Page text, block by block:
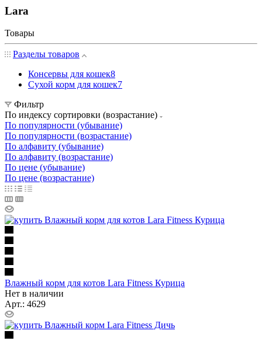
Lara
Товары
Разделы товаров
Консервы для кошек8
Сухой корм для кошек7
Фильтр
По индексу сортировки (возрастание)
По популярности (убывание)
По популярности (возрастание)
По алфавиту (убывание)
По алфавиту (возрастание)
По цене (убывание)
По цене (возрастание)
Влажный корм для котов Lara Fitness Курица
Нет в наличии
Арт.: 4629